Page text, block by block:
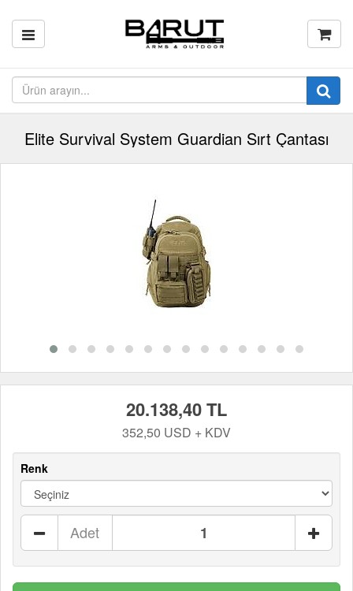
Elite Survival System Guardian Sırt Çantası
20.138,40 TL
352,50 USD + KDV
Renk
Adet